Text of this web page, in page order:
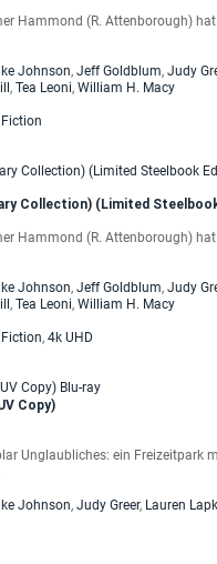
Hammond (R. Attenborough)
Johnson, Jeff Goldblum, Judy
, Tea Leoni, William H. Macy
Collection) (Limited
Hammond (R. Attenborough)
Johnson, Jeff Goldblum, Judy
, Tea Leoni, William H. Macy
, 4k UHD
Copy)
Unglaubliches: ein Freizeitpark
Johnson, Judy Greer, Lauren